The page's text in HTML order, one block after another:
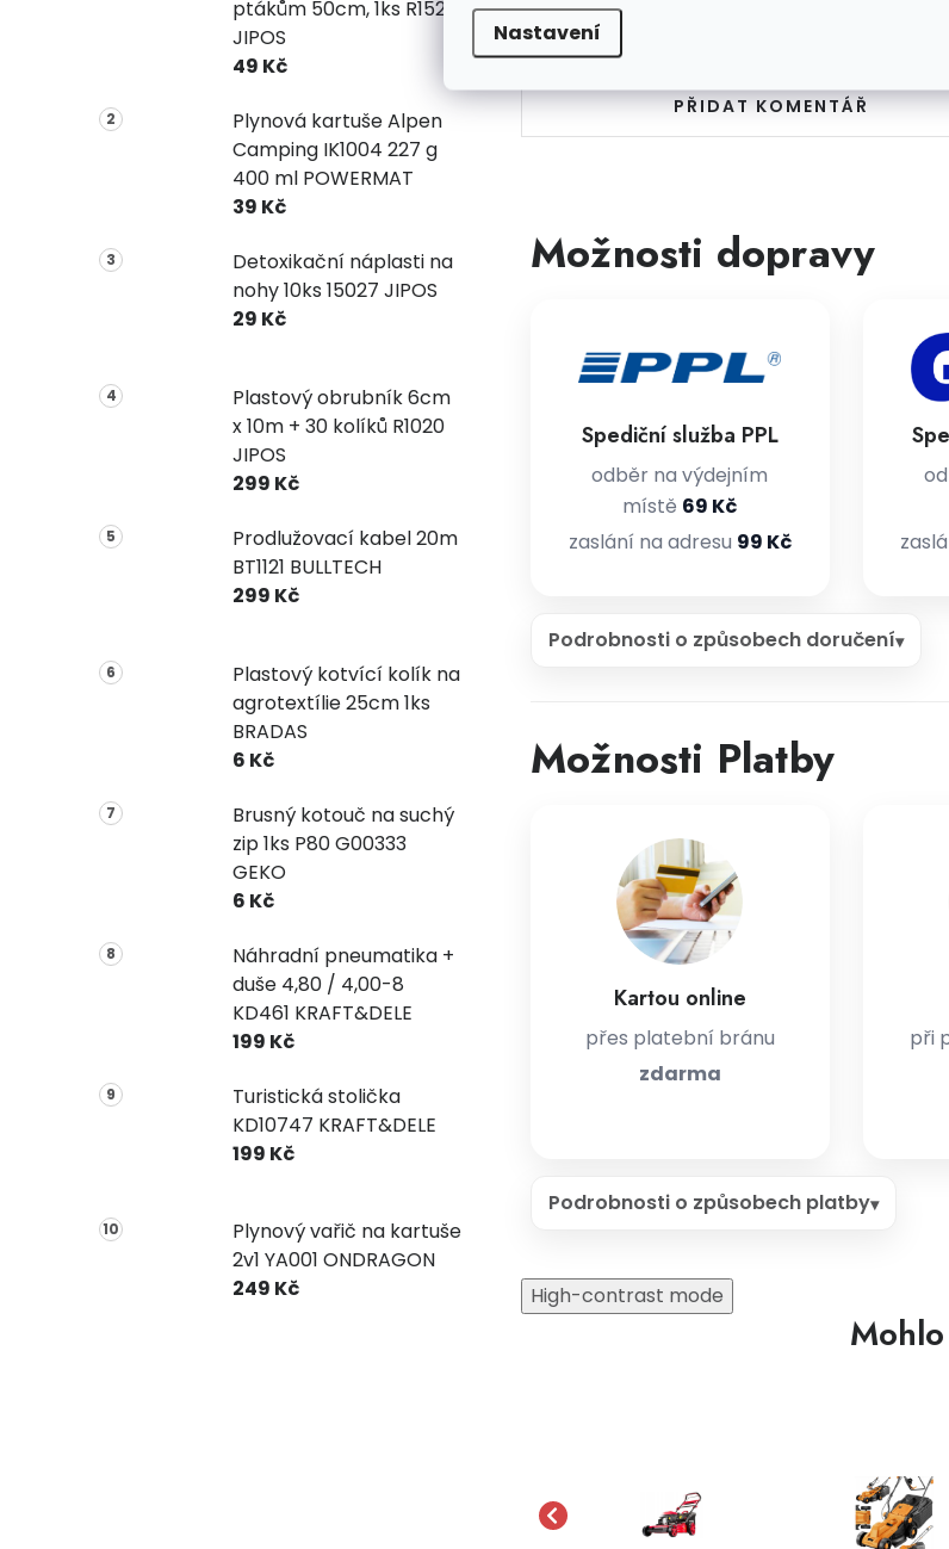
Nastavení
ptákům 50cm, 1ks R1523
JIPOS
49 Kč
Plynová kartuše Alpen
Camping IK1004 227 g
400 ml POWERMAT
39 Kč
Detoxikační náplasti na
nohy 10ks 15027 JIPOS
29 Kč
Plastový obrubník 6cm
x 10m + 30 kolíků R1020
JIPOS
299 Kč
Prodlužovací kabel 20m
BT1121 BULLTECH
299 Kč
Plastový kotvící kolík na
agrotextílie 25cm 1ks
BRADAS
6 Kč
Brusný kotouč na suchý
zip 1ks P80 G00333
GEKO
6 Kč
Náhradní pneumatika +
duše 4,80 / 4,00-8
KD461 KRAFT&DELE
199 Kč
Turistická stolička
KD10747 KRAFT&DELE
199 Kč
Plynový vařič na kartuše
2v1 YA001 ONDRAGON
249 Kč
Buďte první, kdo napíše příspěvek k této
PŘIDAT KOMENTÁŘ
Možnosti dopravy
Spediční služba PPL
odběr na výdejním
místě 69 Kč
zaslání na adresu 99 Kč
Podrobnosti o způsobech doručení
Možnosti Platby
Kartou online
přes platební bránu
zdarma
při
Podrobnosti o způsobech platby
High-contrast mode